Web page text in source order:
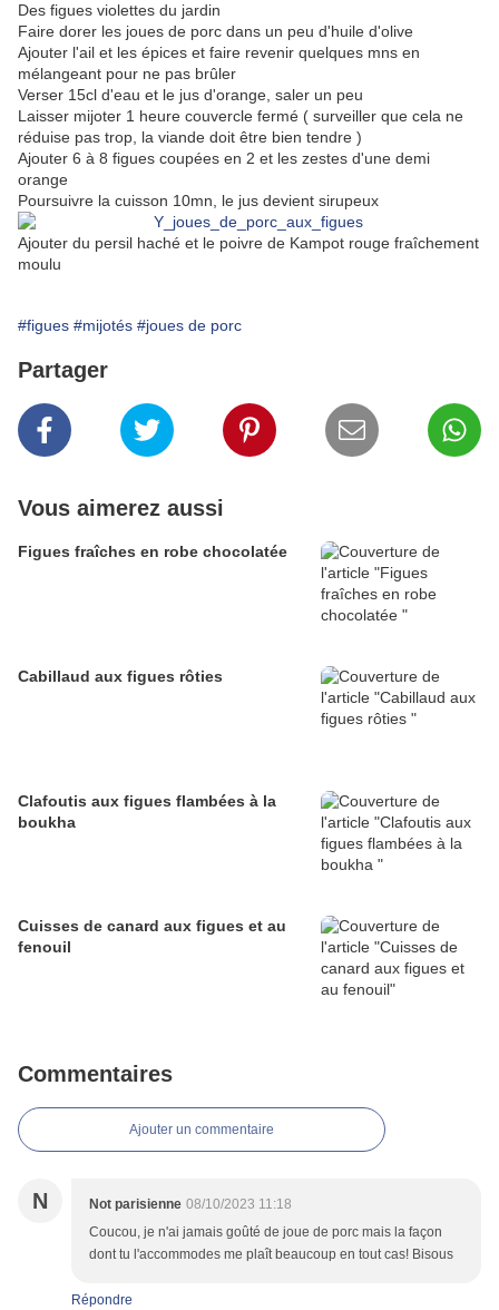
Des figues violettes du jardin
Faire dorer les joues de porc dans un peu d'huile d'olive
Ajouter l'ail et les épices et faire revenir quelques mns en
mélangeant pour ne pas brûler
Verser 15cl d'eau et le jus d'orange, saler un peu
Laisser mijoter 1 heure couvercle fermé ( surveiller que cela ne
réduise pas trop, la viande doit être bien tendre )
Ajouter 6 à 8 figues coupées en 2 et les zestes d'une demi
orange
Poursuivre la cuisson 10mn, le jus devient sirupeux
Ajouter du persil haché et le poivre de Kampot rouge fraîchement
moulu
#figues #mijotés #joues de porc
Partager
Vous aimerez aussi
Figues fraîches en robe chocolatée
Cabillaud aux figues rôties
Clafoutis aux figues flambées à la
boukha
Cuisses de canard aux figues et au
fenouil
Commentaires
Ajouter un commentaire
N Not parisienne 08/10/2023 11:18
Coucou, je n'ai jamais goûté de joue de porc mais la façon
dont tu l'accommodes me plaît beaucoup en tout cas! Bisous
Répondre